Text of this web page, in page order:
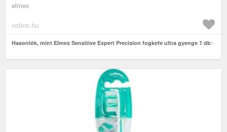
elmex
notino.hu
Hasonlók, mint Elmex Sensitive Expert Precision fogkefe ultra gyenge 1 db